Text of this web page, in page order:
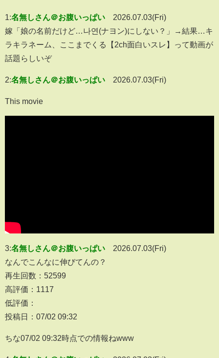
1:名無しさん＠お腹いっぱい
2026.07.03(Fri)
嫁「娘の名前だけど…나연(ナヨン)にしない？」→結果…キ
ラキラネーム、ここまでくる【2ch面白いスレ】って動画が
話題らしいぞ
2:名無しさん＠お腹いっぱい 2026.07.03(Fri)
This movie
3:名無しさん＠お腹いっぱい
2026.07.03(Fri)
なんでこんなに伸びてんの？
再生回数：52599
高評価：1117
低評価：
投稿日：07/02 09:32
ちな07/02 09:32時点での情報ねwww